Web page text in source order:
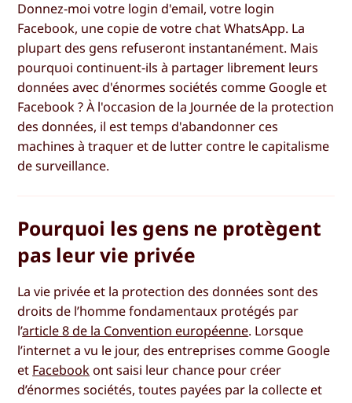
Donnez-moi votre login d'email, votre login
Facebook, une copie de votre chat WhatsApp. La
plupart des gens refuseront instantanément. Mais
pourquoi continuent-ils à partager librement leurs
données avec d'énormes sociétés comme Google et
Facebook ? À l'occasion de la Journée de la protection
des données, il est temps d'abandonner ces
machines à traquer et de lutter contre le capitalisme
de surveillance.
Pourquoi les gens ne protègent
pas leur vie privée
La vie privée et la protection des données sont des
droits de l’homme fondamentaux protégés par
l’article 8 de la Convention européenne. Lorsque
l’internet a vu le jour, des entreprises comme Google
et Facebook ont saisi leur chance pour créer
d’énormes sociétés, toutes payées par la collecte et